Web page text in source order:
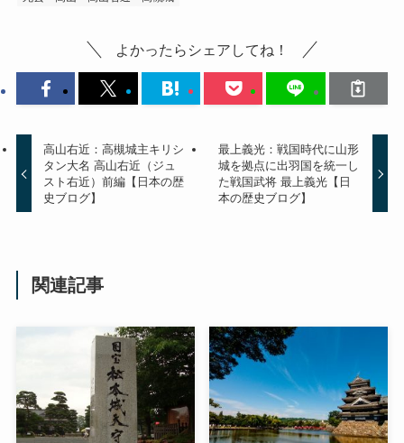
よかったらシェアしてね！
高山右近：高槻城主キリシ
タン大名 高山右近（ジュ
スト右近）前編【日本の歴
史ブログ】
最上義光：戦国時代に山形
城を拠点に出羽国を統一し
た戦国武将 最上義光【日
本の歴史ブログ】
関連記事